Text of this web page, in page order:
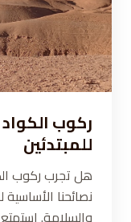
ركوب
للمبتدئين
هل تجرب ركوب
نصائحنا
والسلامة.